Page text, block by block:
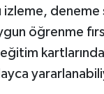
izleme,
öğrenme